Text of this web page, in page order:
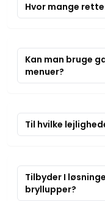
Hvor mange
Kan man bruge
menuer?
Til hvilke
Tilbyder I
bryllupper?